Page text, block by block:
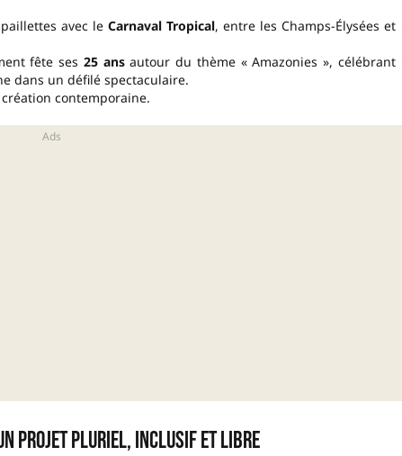
avec le Carnaval Tropical, entre les Champs-Élysées et
fête ses 25 ansautour du thème « Amazonies », célébrant
dans un défilé spectaculaire.
contemporaine.
un projet pluriel, inclusif et libre